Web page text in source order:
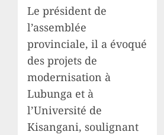
Le président de
l’assemblée
provinciale, il a évoqué
des projets de
modernisation à
Lubunga et à
l’Université de
Kisangani, soulignant